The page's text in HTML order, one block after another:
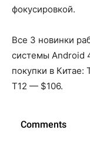
фокусировкой.
Все 3 новинки
сиcтемы Andrоid
покупки в Китае:
T12 — $106.